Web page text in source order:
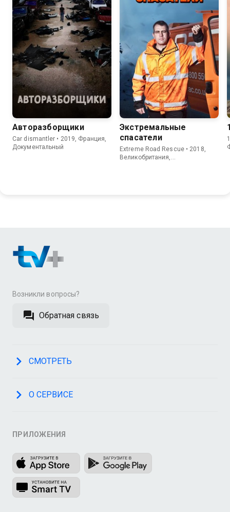
Авторазборщики
Car dismantler • 2019, Франция,
Документальный
Экстремальные
спасатели
Extreme Road Rescue • 2018,
Великобритания,
Возникли вопросы?
Обратная связь
СМОТРЕТЬ
О СЕРВИСЕ
ПРИЛОЖЕНИЯ